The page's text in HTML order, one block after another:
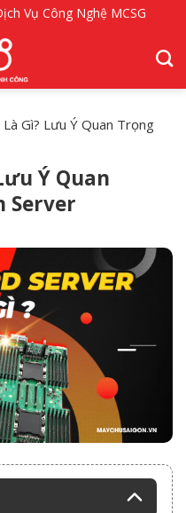
Vụ Công Nghệ MCSG
Gì? Lưu Ý Quan Trọng
Ý Quan
Server